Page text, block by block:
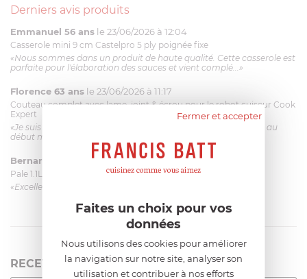
Derniers avis produits
Emmanuel 56 ans le 23/06/2026 à 12:04
Casserole mini 9 cm Castelpro 5 ply poignée fixe
«Nous sommes dans un produit de haute qualité. Cette casserole est
parfaite pour l'élaboration des sauces et vient complé...»
Florence 63 ans le 23/06/2026 à 11:17
Couteau complet avec lame, joint & écrou pour le robot cuiseur Cook
Expert
«Je suis satisfaite du couteau Magimix. L'écrou est un peu dur au
début mais ça le fait. La livraison a été très rapide. ...»
Bernard le 23/06/2026 à 09:43
Pale 1.1L pour Glacier Magimix 11031/121/123/124
«Excellent: produit et livraison»
RECEVEZ LA NEWSLETTER
Fermer et accepter
Faites un choix pour vos
données
Nous utilisons des cookies pour améliorer
la navigation sur notre site, analyser son
utilisation et contribuer à nos efforts